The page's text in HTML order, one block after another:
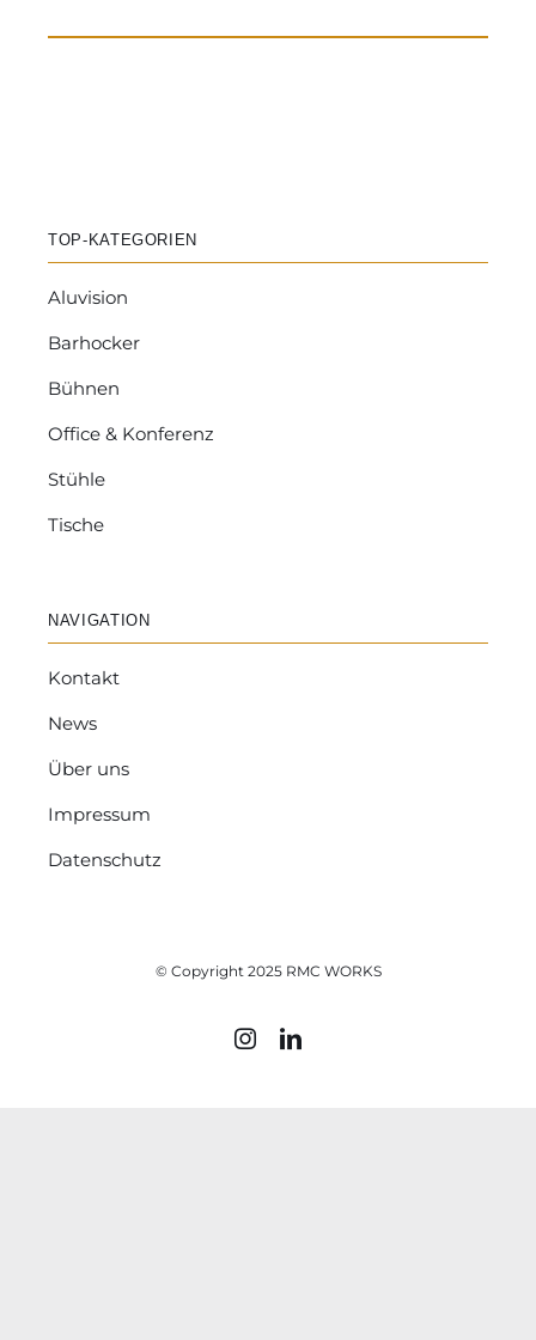
TOP-KATEGORIEN
Aluvision
Barhocker
Bühnen
Office & Konferenz
Stühle
Tische
NAVIGATION
Kontakt
News
Über uns
Impressum
Datenschutz
© Copyright 2025 RMC WORKS